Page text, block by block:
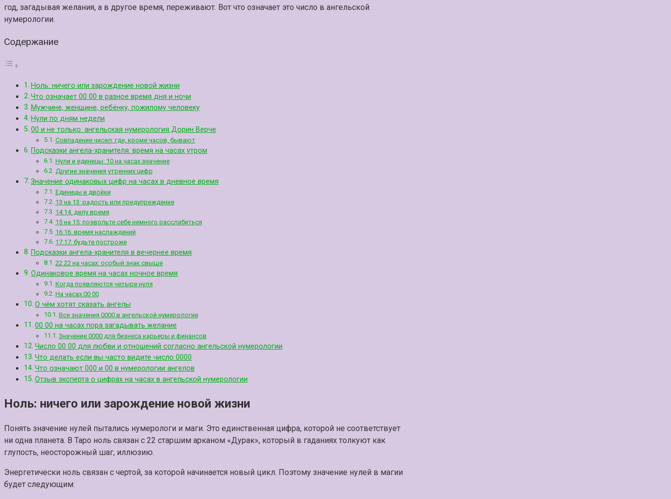
год, загадывая желания, а в другое время, переживают. Вот что означает это число в ангельской
нумерологии.
Содержание
Ноль: ничего или зарождение новой жизни
Что означает 00 00 в разное время дня и ночи
Мужчине, женщине, ребёнку, пожилому человеку
Нули по дням недели
00 и не только: ангельская нумерология Дорин Верче
Совпадение чисел: где, кроме часов, бывают
Подсказки ангела-хранителя: время на часах утром
Нули и единицы: 10 на часах значение
Другие значения утренних цифр
Значение одинаковых цифр на часах в дневное время
Единицы и двойки
13 на 13: радость или предупреждение
14:14: делу время
15 на 15: позвольте себе немного расслабиться
16:16: время наслаждений
17:17: будьте построже
Подсказки ангела-хранителя в вечернее время
22 22 на часах: особый знак свыше
Одинаковое время на часах ночное время
Когда появляются четыре нуля
На часах 00 00
О чём хотят сказать ангелы
Все значения 0000 в ангельской нумерологии
00 00 на часах пора загадывать желание
3начение 0000 для бизнеса карьеры и финансов
Число 00 00 для любви и отношений согласно ангельской нумерологии
Что делать если вы часто видите число 0000
Что означают 000 и 00 в нумерологии ангелов
Отзыв эксперта о цифрах на часах в ангельской нумерологии
Ноль: ничего или зарождение новой жизни
Понять значение нулей пытались нумерологи и маги. Это единственная цифра, которой не соответствует
ни одна планета. В Таро ноль связан с 22 старшим арканом «Дурак», который в гаданиях толкуют как
глупость, неосторожный шаг, иллюзию.
Энергетически ноль связан с чертой, за которой начинается новый цикл. Поэтому значение нулей в магии
будет следующим: